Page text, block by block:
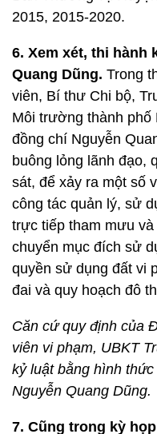
2015, 2015-2020.
6. Xem xét, thi hành
Quang Dũng. Trong
viên, Bí thư Chi bộ,
Môi trường thành phố
đồng chí Nguyễn
buông lỏng lãnh đạo,
sát, để xảy ra một số
công tác quản lý, sử
trực tiếp tham mưu
chuyển mục đích sử
quyền sử dụng đất vi
đai và quy hoạch đô
Căn cứ quy định của
viên vi phạm, UBKT
kỷ luật bằng hình
Nguyễn Quang Dũng.
7. Cũng trong kỳ